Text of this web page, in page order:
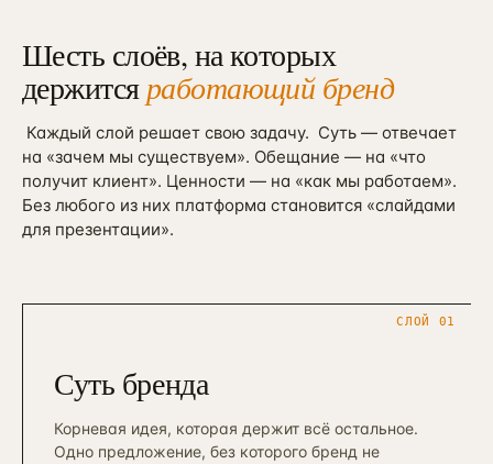
Шесть слоёв, на которых
держитсяработающий бренд
Каждый слой решает свою задачу. Суть — отвечает
на «зачем мы существуем». Обещание — на «что
получит клиент». Ценности — на «как мы работаем».
Без любого из них платформа становится «слайдами
для презентации».
СЛОЙ 01
Суть бренда
Корневая идея, которая держит всё остальное.
Одно предложение, без которого бренд не